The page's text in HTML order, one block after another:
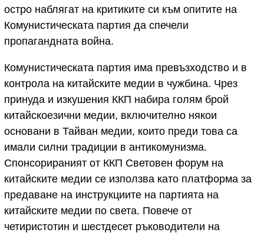
остро наблягат на критиките си към опитите на
Комунистическата партия да спечели
пропагандната война.
Комунистическата партия има превъзходство и в
контрола на китайските медии в чужбина. Чрез
принуда и изкушения ККП набира голям брой
китайскоезични медии, включително някои
основани в Тайван медии, които преди това са
имали силни традиции в антикомунизма.
Спонсорираният от ККП Световен форум на
китайските медии се използва като платформа за
предаване на инструкциите на партията на
китайските медии по света. Повече от
четиристотин и шестдесет ръководители на